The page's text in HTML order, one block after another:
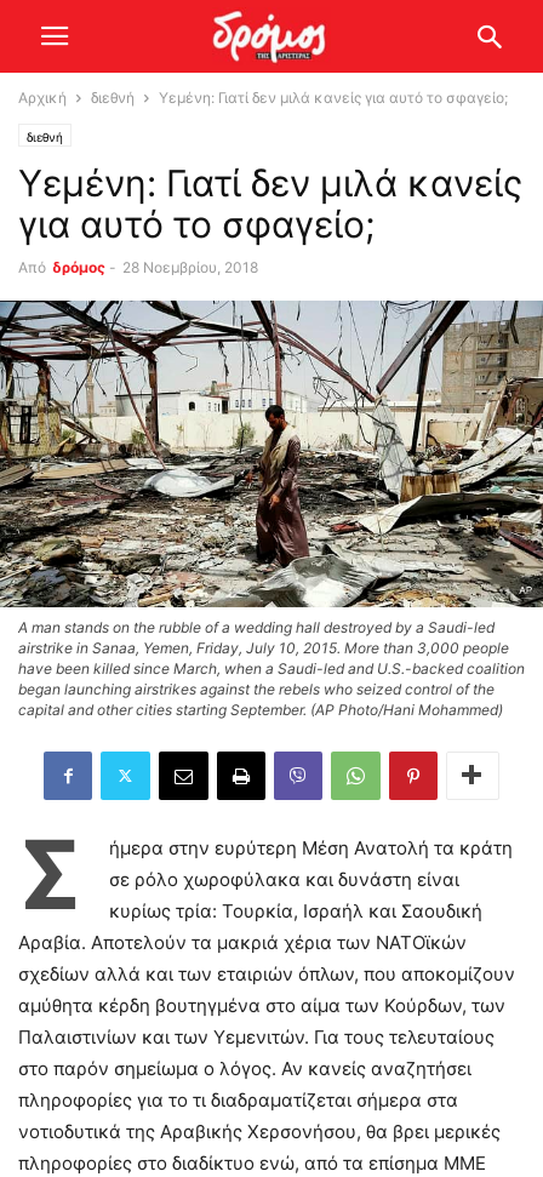
Αρχική διεθνή Υεμένη: Γιατί δεν μιλά κανείς για αυτό το σφαγείο;
διεθνή
Υεμένη: Γιατί δεν μιλά κανείς
για αυτό το σφαγείο;
Από δρόμος - 28 Νοεμβρίου, 2018
A man stands on the rubble of a wedding hall destroyed by a Saudi-led
airstrike in Sanaa, Yemen, Friday, July 10, 2015. More than 3,000 people
have been killed since March, when a Saudi-led and U.S.-backed coalition
began launching airstrikes against the rebels who seized control of the
capital and other cities starting September. (AP Photo/Hani Mohammed)
Σ
ήμερα στην ευρύτερη Μέση Ανατολή τα κράτη
σε ρόλο χωροφύλακα και δυνάστη είναι
κυρίως τρία: Τουρκία, Ισραήλ και Σαουδική
Αραβία. Αποτελούν τα μακριά χέρια των ΝΑΤΟϊκών
σχεδίων αλλά και των εταιριών όπλων, που αποκομίζουν
αμύθητα κέρδη βουτηγμένα στο αίμα των Κούρδων, των
Παλαιστινίων και των Υεμενιτών. Για τους τελευταίους
στο παρόν σημείωμα ο λόγος. Αν κανείς αναζητήσει
πληροφορίες για το τι διαδραματίζεται σήμερα στα
νοτιοδυτικά της Αραβικής Χερσονήσου, θα βρει μερικές
πληροφορίες στο διαδίκτυο ενώ, από τα επίσημα ΜΜΕ